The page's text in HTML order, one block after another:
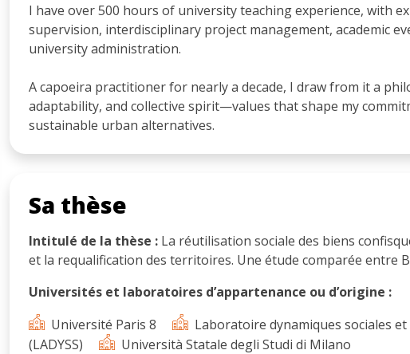
I have over 500 hours of university teaching experience, with
supervision, interdisciplinary project management, academic
university administration.
A capoeira practitioner for nearly a decade, I draw from it a
adaptability, and collective spirit—values that shape my
sustainable urban alternatives.
Sa thèse
Intitulé de la thèse : La réutilisation sociale des biens
et la requalification des territoires. Une étude comparée entre
Universités et laboratoires d’appartenance ou d’origine :
Université Paris 8
Laboratoire dynamiques sociales
(LADYSS)
Università Statale degli Studi di Milano